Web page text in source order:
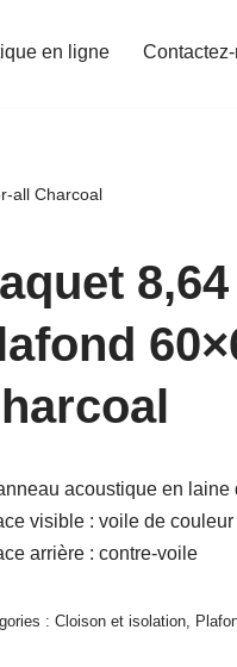
en ligne
all Charcoal
acoustique en laine
visible : voile de
arrière : contre-voile
: Cloison et isolation,